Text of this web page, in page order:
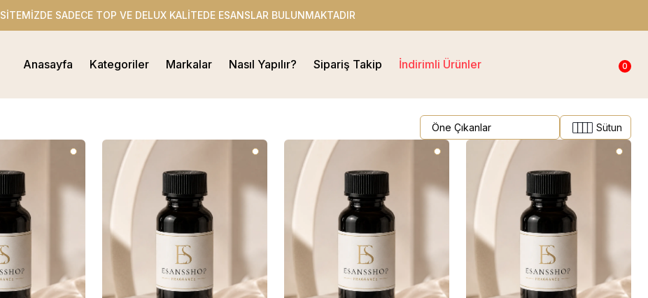
SİTEMİZDE SADECE TOP VE DELUX KALİTEDE ESANSLAR BULUNMAKTADIR
Anasayfa Kategoriler Markalar Nasıl Yapılır? Sipariş Takip İndirimli Ürünler 0
Sütun